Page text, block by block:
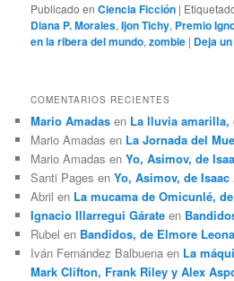
Publicado en Ciencia Ficción |
Diana P. Morales,Ijon Tichy, Premio
en la ribera del mundo,zombie | Deja
COMENTARIOS RECIENTES
Mario Amadas en La lluvia amarilla,
Mario Amadas en La Jornada del
Mario Amadas enYo, Asimov, de
Santi Pages enYo, Asimov, de
Abril en La mucama de Omicunlé,
Ignacio Illarregui Gárate en
Rubel en Bandidos, de Elmore
Iván Fernández Balbuena en La
Mark Clifton, Frank Riley y Alex